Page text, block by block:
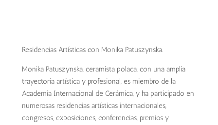
Residencias Artísticas con Monika Patuszynska.
Monika Patuszynska, ceramista polaca, con una amplia
trayectoria artística y profesional, es miembro de la
Academia Internacional de Cerámica, y ha participado en
numerosas residencias artísticas internacionales,
congresos, exposiciones, conferencias, premios y